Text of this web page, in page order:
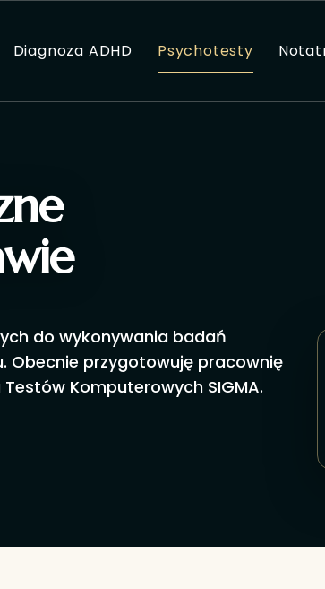
Diagnoza ADHD Psychotesty
do wykonywania badań
Obecnie przygotowuję pracownię
Komputerowych SIGMA.